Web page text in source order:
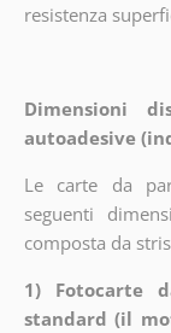
resistenza
Dimensioni
autoadesive
Le carte da
seguenti
composta da
1) Fotocarte
standard (il